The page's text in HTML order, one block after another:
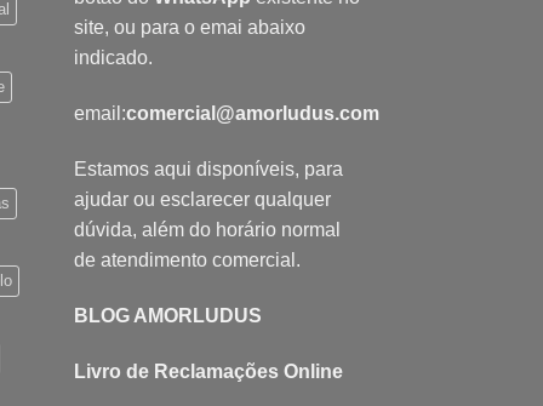
site, ou para o emai abaixo
indicado.
email:comercial@amorludus.com
Estamos aqui disponíveis, para
ajudar ou esclarecer qualquer
dúvida, além do horário normal
de atendimento comercial.
BLOG AMORLUDUS
Livro de Reclamações Online